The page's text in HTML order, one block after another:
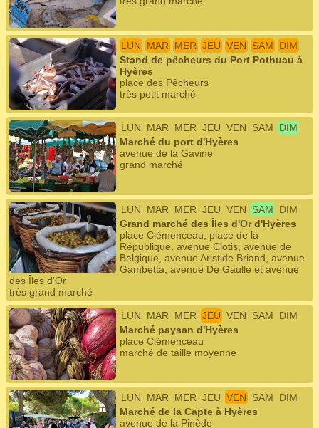
LUN MAR MER JEU VEN SAM
DIM
Stand de pêcheurs du Port Pothuau à
Hyères
place des Pêcheurs
très petit marché
LUN MAR MER JEU VEN SAM
DIM
Marché du port d'Hyères
avenue de la Gavine
grand marché
LUN MAR MER JEU VEN SAM
DIM
Grand marché des Îles d'Or d'Hyères
place Clémenceau, place de la
République, avenue Clotis, avenue de
Belgique, avenue Aristide Briand, avenue
Gambetta, avenue De Gaulle et avenue
des Îles d'Or
très grand marché
LUN MAR MER JEU VEN SAM
DIM
Marché paysan d'Hyères
place Clémenceau
marché de taille moyenne
LUN MAR MER JEU VEN SAM
DIM
Marché de la Capte à Hyères
avenue de la Pinède